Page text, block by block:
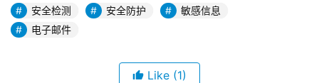
安全检测 安全防护
敏感信息
电子邮件
Like (1)